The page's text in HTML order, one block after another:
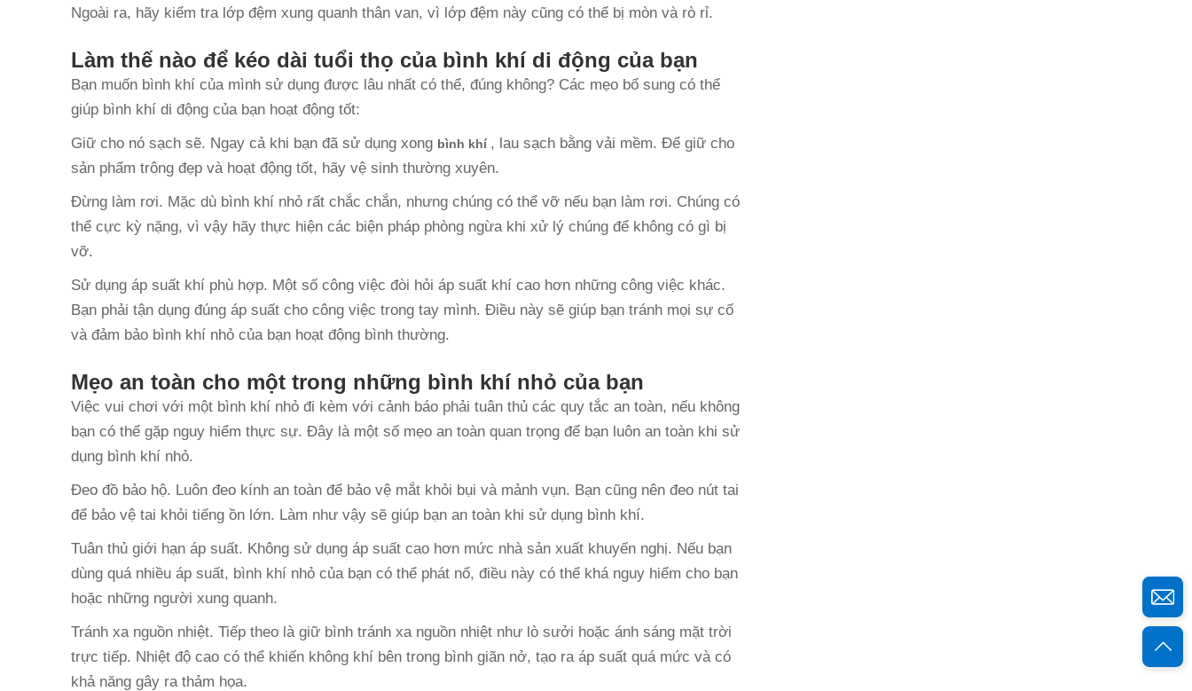
Ngoài ra, hãy kiểm tra lớp đệm xung quanh thân van, vì lớp đệm này cũng có thể bị mòn và rò rỉ.
Làm thế nào để kéo dài tuổi thọ của bình khí di động của bạn
Bạn muốn bình khí của mình sử dụng được lâu nhất có thể, đúng không? Các mẹo bổ sung có thể
giúp bình khí di động của bạn hoạt động tốt:
Giữ cho nó sạch sẽ. Ngay cả khi bạn đã sử dụng xong bình khí , lau sạch bằng vải mềm. Để giữ cho
sản phẩm trông đẹp và hoạt động tốt, hãy vệ sinh thường xuyên.
Đừng làm rơi. Mặc dù bình khí nhỏ rất chắc chắn, nhưng chúng có thể vỡ nếu bạn làm rơi. Chúng có
thể cực kỳ nặng, vì vậy hãy thực hiện các biện pháp phòng ngừa khi xử lý chúng để không có gì bị
vỡ.
Sử dụng áp suất khí phù hợp. Một số công việc đòi hỏi áp suất khí cao hơn những công việc khác.
Bạn phải tận dụng đúng áp suất cho công việc trong tay mình. Điều này sẽ giúp bạn tránh mọi sự cố
và đảm bảo bình khí nhỏ của bạn hoạt động bình thường.
Mẹo an toàn cho một trong những bình khí nhỏ của bạn
Việc vui chơi với một bình khí nhỏ đi kèm với cảnh báo phải tuân thủ các quy tắc an toàn, nếu không
bạn có thể gặp nguy hiểm thực sự. Đây là một số mẹo an toàn quan trọng để bạn luôn an toàn khi sử
dụng bình khí nhỏ.
Đeo đồ bảo hộ. Luôn đeo kính an toàn để bảo vệ mắt khỏi bụi và mảnh vụn. Bạn cũng nên đeo nút tai
để bảo vệ tai khỏi tiếng ồn lớn. Làm như vậy sẽ giúp bạn an toàn khi sử dụng bình khí.
Tuân thủ giới hạn áp suất. Không sử dụng áp suất cao hơn mức nhà sản xuất khuyến nghị. Nếu bạn
dùng quá nhiều áp suất, bình khí nhỏ của bạn có thể phát nổ, điều này có thể khá nguy hiểm cho bạn
hoặc những người xung quanh.
Tránh xa nguồn nhiệt. Tiếp theo là giữ bình tránh xa nguồn nhiệt như lò sưởi hoặc ánh sáng mặt trời
trực tiếp. Nhiệt độ cao có thể khiến không khí bên trong bình giãn nở, tạo ra áp suất quá mức và có
khả năng gây ra thảm họa.